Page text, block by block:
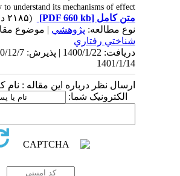
to understand its mechanisms of effect.
متن کامل[PDF 660 kb]
نوع مطالعه:پژوهشي| موضوع
شناختي رفتاري
1401/1/14
ارسال نظر درباره این مقاله : نام
الکترونیک شما: